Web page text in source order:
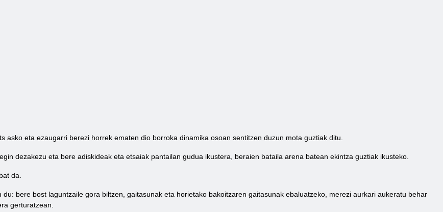
asko eta ezaugarri berezi horrek ematen dio borroka dinamika osoan sentitzen duzun mota guztiak ditu.
dezakezu eta bere adiskideak eta etsaiak pantailan gudua ikustera, beraien bataila arena batean ekintza guztiak ikusteko.
da.
bere bost laguntzaile gora biltzen, gaitasunak eta horietako bakoitzaren gaitasunak ebaluatzeko, merezi aurkari aukeratu behar
gerturatzean.